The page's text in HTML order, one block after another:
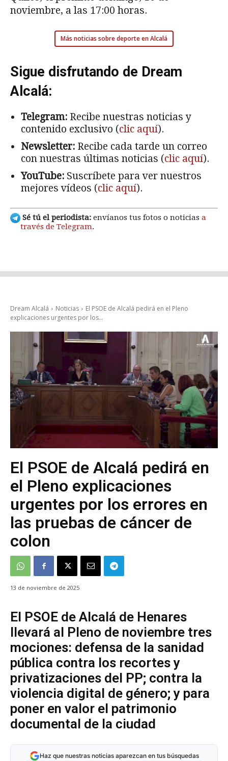
noviembre, a las 17:00 horas.
Más noticias sobre deporte en Alcalá
Sigue disfrutando de Dream
Alcalá:
Telegram: Recibe nuestras noticias y
contenido exclusivo (clic aquí).
Newsletter: Recibe cada tarde un correo
con nuestras últimas noticias (clic aquí).
YouTube: Suscríbete para ver nuestros
mejores vídeos (clic aquí).
Sé tú el periodista: envíanos tus fotos o noticias a
través de Telegram.